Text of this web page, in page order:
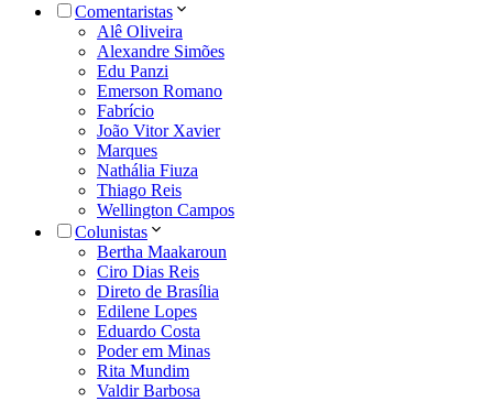
Comentaristas
Alê Oliveira
Alexandre Simões
Edu Panzi
Emerson Romano
Fabrício
João Vitor Xavier
Marques
Nathália Fiuza
Thiago Reis
Wellington Campos
Colunistas
Bertha Maakaroun
Ciro Dias Reis
Direto de Brasília
Edilene Lopes
Eduardo Costa
Poder em Minas
Rita Mundim
Valdir Barbosa